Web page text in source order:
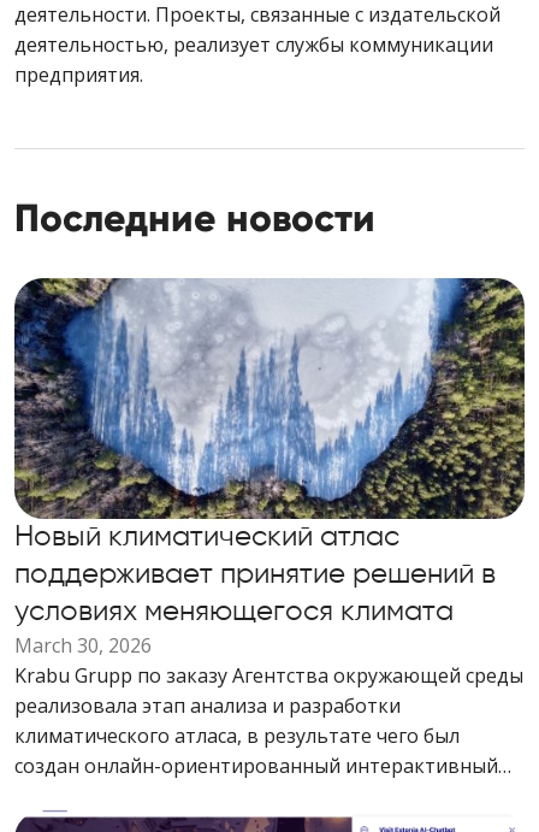
деятельности. Проекты, связанные с издательской
деятельностью, реализует службы коммуникации
предприятия.
Последние новости
Новый климатический атлас
поддерживает принятие решений в
условиях меняющегося климата
March 30, 2026
Krabu Grupp по заказу Агентства окружающей среды
реализовала этап анализа и разработки
климатического атласа, в результате чего был
создан онлайн-ориентированный интерактивный
данных Эстонии.